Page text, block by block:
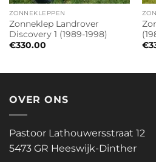
ZONNEKLEPPEN
Zonneklep Landrover
Discovery 1 (1989-1998)
€330.00
€
OVER ONS
Pastoor Lathouwersstraat 12
5473 GR Heeswijk-Dinther